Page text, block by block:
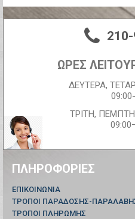
ΩΡΕΣ
ΔΕΥΤΕΡΑ,
ΤΡΙΤΗ,
ΠΛΗΡΟΦΟΡΊΕΣ
ΕΠΙΚΟΙΝΩΝΊΑ
ΤΡΟΠΟΙ ΠΑΡΑΔΟΣΗΣ-
ΤΡΟΠΟΙ ΠΛΗΡΩΜΗΣ